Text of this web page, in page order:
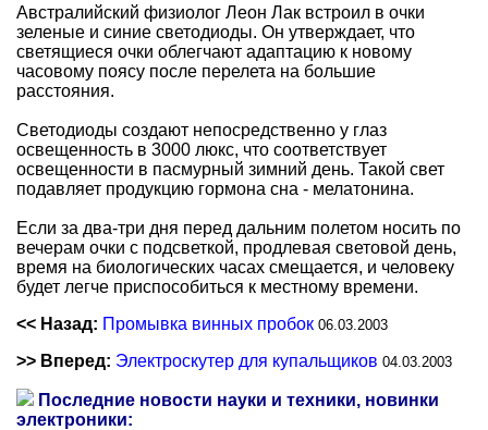
Австралийский физиолог Леон Лак встроил в очки
зеленые и синие светодиоды. Он утверждает, что
светящиеся очки облегчают адаптацию к новому
часовому поясу после перелета на большие
расстояния.
Светодиоды создают непосредственно у глаз
освещенность в 3000 люкс, что соответствует
освещенности в пасмурный зимний день. Такой свет
подавляет продукцию гормона сна - мелатонина.
Если за два-три дня перед дальним полетом носить по
вечерам очки с подсветкой, продлевая световой день,
время на биологических часах смещается, и человеку
будет легче приспособиться к местному времени.
<< Назад: Промывка винных пробок 06.03.2003
>> Вперед: Электроскутер для купальщиков 04.03.2003
Последние новости науки и техники, новинки
электроники: